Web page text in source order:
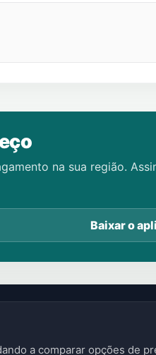
na sua região.
Baixar o
a comparar opções de